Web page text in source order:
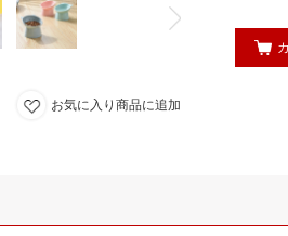
お気に入り商品に追加